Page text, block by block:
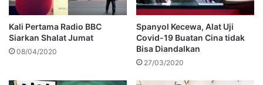
Kali Pertama Radio BBC
Siarkan Shalat Jumat
08/04/2020
Spanyol Kecewa, Alat Uji
Covid-19 Buatan Cina tidak
Bisa Diandalkan
27/03/2020